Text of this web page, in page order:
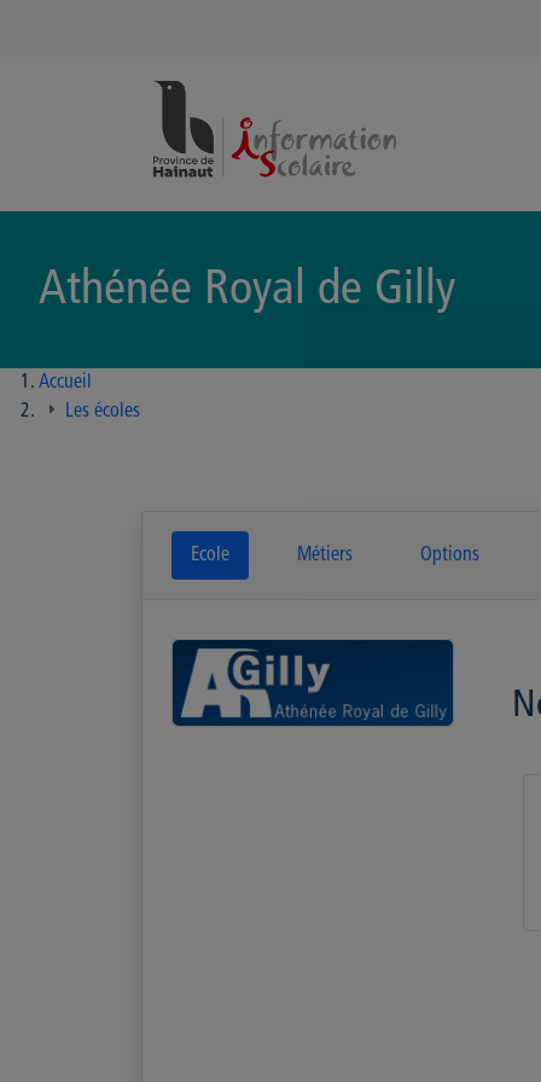
Athénée Royal de Gilly
Accueil
Les écoles
Ecole Métiers Options